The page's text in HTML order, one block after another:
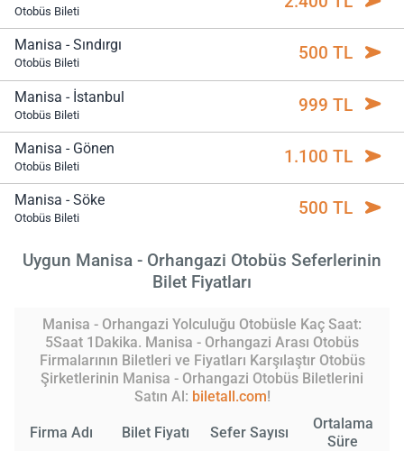
Otobüs Bileti
Manisa - Sındırgı
Otobüs Bileti 500 TL
Manisa - İstanbul
Otobüs Bileti 999 TL
Manisa - Gönen
Otobüs Bileti 1.100 TL
Manisa - Söke
Otobüs Bileti 500 TL
Uygun Manisa - Orhangazi Otobüs Seferlerinin
Bilet Fiyatları
Manisa - Orhangazi Yolculuğu Otobüsle Kaç Saat:
5Saat 1Dakika. Manisa - Orhangazi Arası Otobüs
Firmalarının Biletleri ve Fiyatları Karşılaştır Otobüs
Şirketlerinin Manisa - Orhangazi Otobüs Biletlerini
Satın Al: biletall.com!
Firma Adı Bilet Fiyatı Sefer Sayısı
Ortalama
Süre